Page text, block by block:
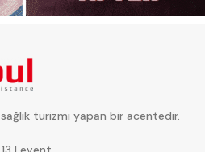
turizmi yapan bir acentedir.